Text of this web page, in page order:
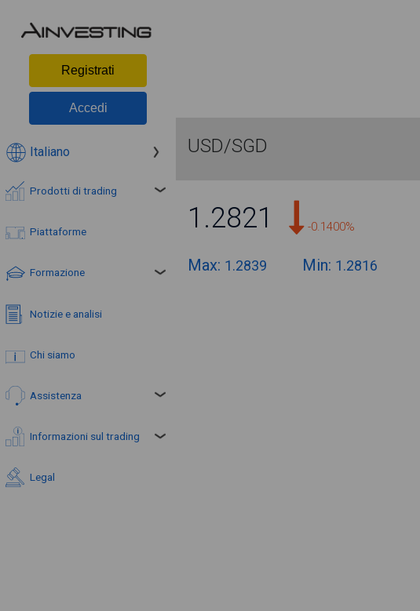
Registrati
Accedi
Italiano
Prodotti di trading
Piattaforme
Formazione
Notizie e analisi
Chi siamo
Assistenza
Informazioni sul trading
Legal
USD/SGD
1.2821 -0.1400%
Max: 1.2839 Min: 1.2816